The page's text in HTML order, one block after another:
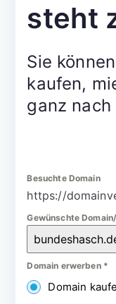
steht
Sie
kaufen,
ganz
Besuchte Domain
https://
Gewünschte
Domain erwerben *
Domain